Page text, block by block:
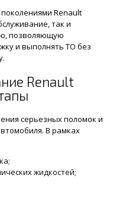
Renault
так и
позволяющую
и выполнять ТО без
Renault
серьезных поломок и
В рамках
жидкостей;